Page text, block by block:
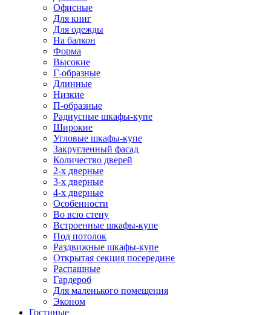
Офисные
Для книг
Для одежды
На балкон
Форма
Высокие
Г-образные
Длинные
Низкие
П-образные
Радиусные шкафы-купе
Широкие
Угловые шкафы-купе
Закругленный фасад
Количество дверей
2-х дверные
3-х дверные
4-х дверные
Особенности
Во всю стену
Встроенные шкафы-купе
Под потолок
Раздвижные шкафы-купе
Открытая секция посередине
Распашные
Гардероб
Для маленького помещения
Эконом
Гостиные